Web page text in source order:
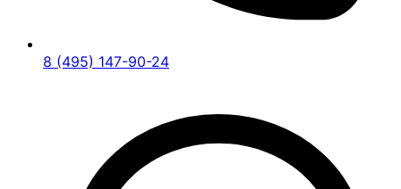
8 (495) 147-90-24